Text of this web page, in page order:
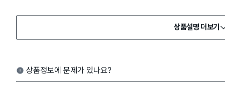
상품설명 더보기
상품정보에 문제가 있나요?